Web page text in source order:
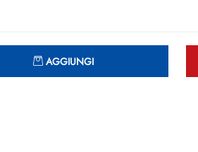
AGGIUNGI